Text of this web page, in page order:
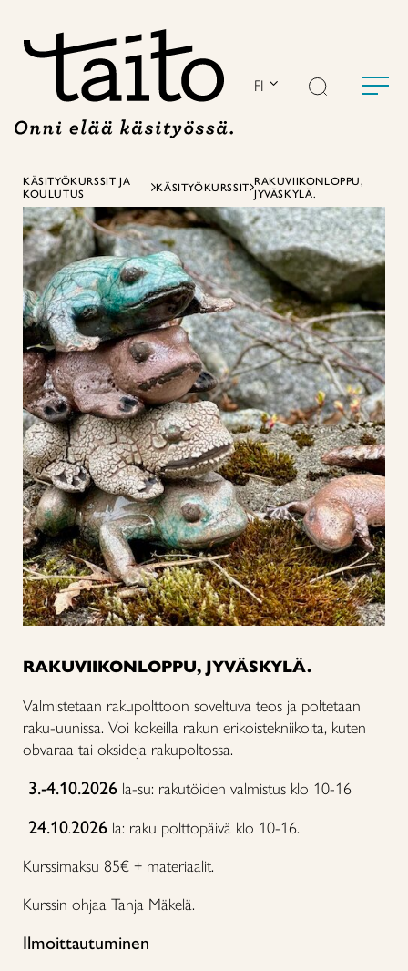
FI
KÄSITYÖKURSSIT JA
KOULUTUS
KÄSITYÖKURSSIT RAKUVIIKONLOPPU,
JYVÄSKYLÄ.
RAKUVIIKONLOPPU, JYVÄSKYLÄ.
Valmistetaan rakupolttoon soveltuva teos ja poltetaan
raku-uunissa. Voi kokeilla rakun erikoistekniikoita, kuten
obvaraa tai oksideja rakupoltossa.
3.-4.10.2026 la-su: rakutöiden valmistus klo 10-16
24.10.2026 la: raku polttopäivä klo 10-16.
Kurssimaksu 85€ + materiaalit.
Kurssin ohjaa Tanja Mäkelä.
Ilmoittautuminen